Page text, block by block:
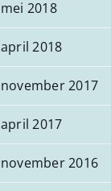
mei 2018
april 2018
november 2017
april 2017
november 2016